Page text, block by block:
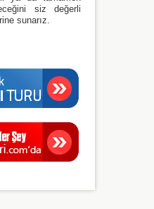
siz değerli
sunarız.